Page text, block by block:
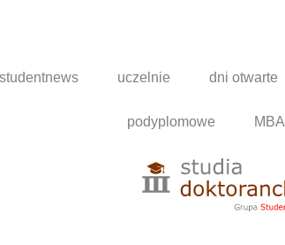
studentnews uczelnie dni otwarte
podyplomowe MBA